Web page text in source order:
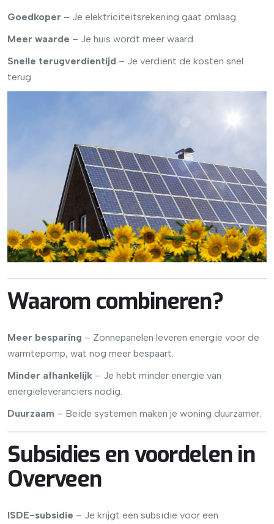
Goedkoper – Je elektriciteitsrekening gaat omlaag.
Meer waarde – Je huis wordt meer waard.
Snelle terugverdientijd – Je verdient de kosten snel
terug.
Waarom combineren?
Meer besparing – Zonnepanelen leveren energie voor de
warmtepomp, wat nog meer bespaart.
Minder afhankelijk – Je hebt minder energie van
energieleveranciers nodig.
Duurzaam – Beide systemen maken je woning duurzamer.
Subsidies en voordelen in
Overveen
ISDE-subsidie – Je krijgt een subsidie voor een